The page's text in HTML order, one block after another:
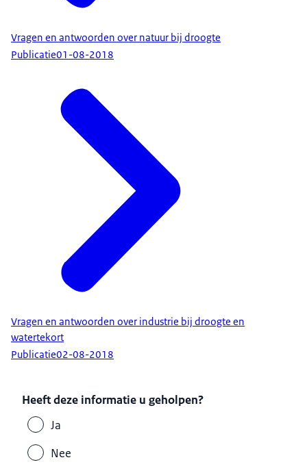
Vragen en antwoorden over natuur bij droogte
Publicatie01-08-2018
Vragen en antwoorden over industrie bij droogte en
watertekort
Publicatie02-08-2018
Heeft deze informatie u geholpen?
Ja
Nee